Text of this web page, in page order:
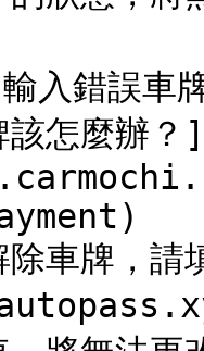
錯誤車
怎麼辦？]
除車牌，